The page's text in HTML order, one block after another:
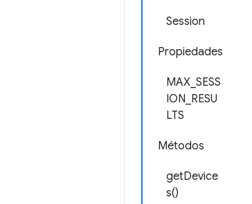
Session
Propiedades
MAX_SESS
ION_RESU
LTS
Métodos
getDevice
s()